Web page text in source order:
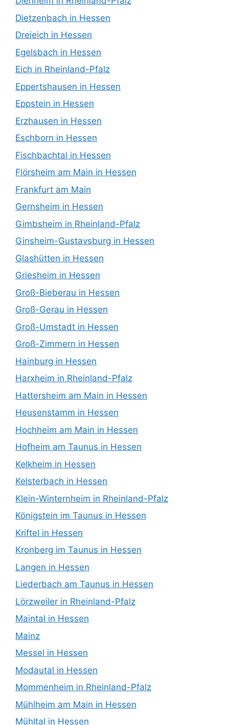
Dietzenbach in Hessen
Dreieich in Hessen
Egelsbach in Hessen
Eich in Rheinland-Pfalz
Eppertshausen in Hessen
Eppstein in Hessen
Erzhausen in Hessen
Eschborn in Hessen
Fischbachtal in Hessen
Flörsheim am Main in Hessen
Frankfurt am Main
Gernsheim in Hessen
Gimbsheim in Rheinland-Pfalz
Ginsheim-Gustavsburg in Hessen
Glashütten in Hessen
Griesheim in Hessen
Groß-Bieberau in Hessen
Groß-Gerau in Hessen
Groß-Umstadt in Hessen
Groß-Zimmern in Hessen
Hainburg in Hessen
Harxheim in Rheinland-Pfalz
Hattersheim am Main in Hessen
Heusenstamm in Hessen
Hochheim am Main in Hessen
Hofheim am Taunus in Hessen
Kelkheim in Hessen
Kelsterbach in Hessen
Klein-Winternheim in Rheinland-Pfalz
Königstein im Taunus in Hessen
Kriftel in Hessen
Kronberg im Taunus in Hessen
Langen in Hessen
Liederbach am Taunus in Hessen
Lörzweiler in Rheinland-Pfalz
Maintal in Hessen
Mainz
Messel in Hessen
Modautal in Hessen
Mommenheim in Rheinland-Pfalz
Mühlheim am Main in Hessen
Mühltal in Hessen